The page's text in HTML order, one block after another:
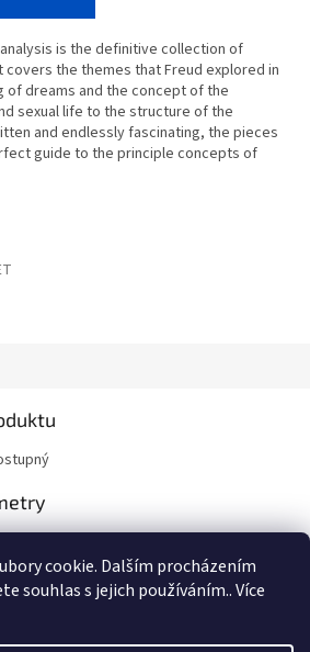
cookie. Dalším procházením
souhlas s jejich používáním.. Více
is the definitive collection of
covers the themes that Freud explored in
of dreams and the concept of the
sexual life to the structure of the
and endlessly fascinating, the pieces
guide to the principle concepts of